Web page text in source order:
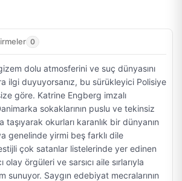
0
dolu atmosferini ve suç dünyasını
ilgi duyuyorsanız, bu sürükleyici Polisiye
göre. Katrine Engberg imzalı
sokaklarının puslu ve tekinsiz
taşıyarak okurları karanlık bir dünyanın
genelinde yirmi beş farklı dile
çok satanlar listelerinde yer edinen
olay örgüleri ve sarsıcı aile sırlarıyla
sunuyor. Saygın edebiyat mecralarının